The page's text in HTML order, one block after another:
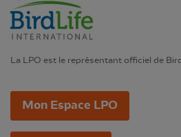
La LPO est le représentant officiel de
Mon Espace LPO